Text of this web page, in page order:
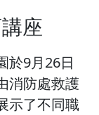
座
於9月26日
消防處救護
示了不同職